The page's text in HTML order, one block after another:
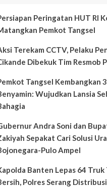
Peringatan HUT RI
Pemkot Tangsel
Terekam CCTV, Pelaku
Dibekuk Tim Resmob
Tangsel Kembangkan
Wujudkan Lansia
Andra Soni dan
Sepakat Cari Solusi
Pulo Ampel
Banten Lepas 64 Truk
Polres Serang